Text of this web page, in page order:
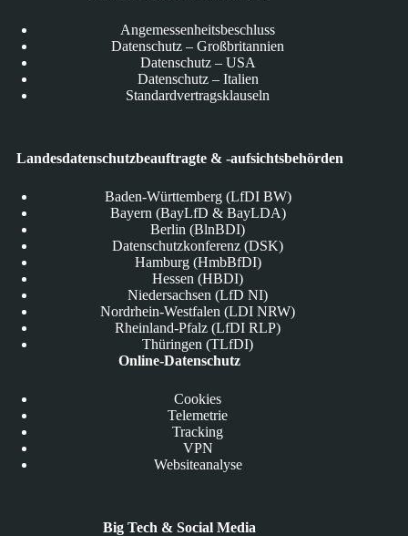
Angemessenheitsbeschluss
Datenschutz – Großbritannien
Datenschutz – USA
Datenschutz – Italien
Standardvertragsklauseln
Landesdatenschutzbeauftragte & -aufsichtsbehörden
Baden-Württemberg (LfDI BW)
Bayern (BayLfD & BayLDA)
Berlin (BlnBDI)
Datenschutzkonferenz (DSK)
Hamburg (HmbBfDI)
Hessen (HBDI)
Niedersachsen (LfD NI)
Nordrhein-Westfalen (LDI NRW)
Rheinland-Pfalz (LfDI RLP)
Thüringen (TLfDI)
Online-Datenschutz
Cookies
Telemetrie
Tracking
VPN
Websiteanalyse
Big Tech & Social Media